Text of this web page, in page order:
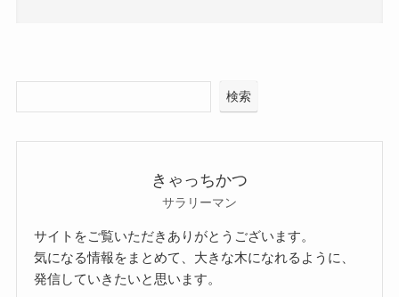
検索
きゃっちかつ
サラリーマン
サイトをご覧いただきありがとうございます。
気になる情報をまとめて、大きな木になれるように、
発信していきたいと思います。